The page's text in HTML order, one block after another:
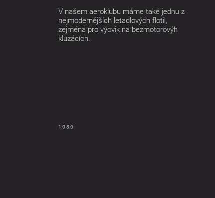
V našem aeroklubu máme také jednu z
nejmodernějších letadlových flotil,
zejména pro výcvik na bezmotorovýh
kluzácích.
1.0.8.0